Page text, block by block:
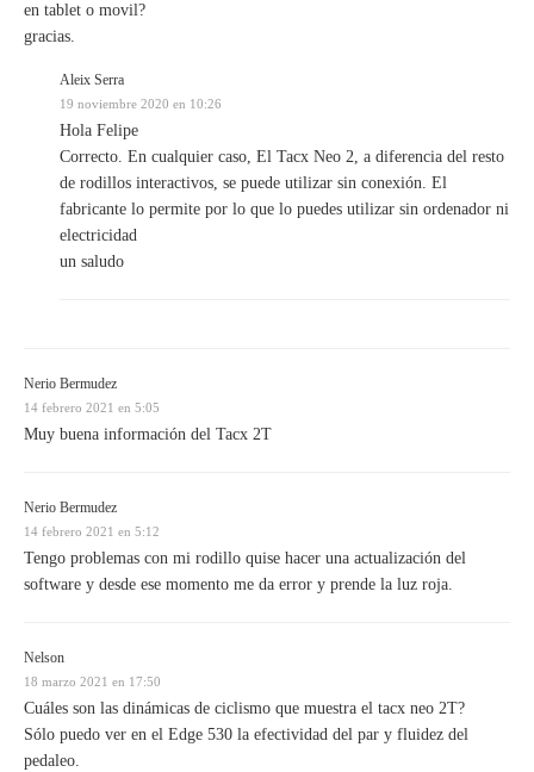
en tablet o movil?
gracias.
Aleix Serra
19 noviembre 2020 en 10:26
Hola Felipe
Correcto. En cualquier caso, El Tacx Neo 2, a diferencia del resto
de rodillos interactivos, se puede utilizar sin conexión. El
fabricante lo permite por lo que lo puedes utilizar sin ordenador ni
electricidad
un saludo
Nerio Bermudez
14 febrero 2021 en 5:05
Muy buena información del Tacx 2T
Nerio Bermudez
14 febrero 2021 en 5:12
Tengo problemas con mi rodillo quise hacer una actualización del
software y desde ese momento me da error y prende la luz roja.
Nelson
18 marzo 2021 en 17:50
Cuáles son las dinámicas de ciclismo que muestra el tacx neo 2T?
Sólo puedo ver en el Edge 530 la efectividad del par y fluidez del
pedaleo.